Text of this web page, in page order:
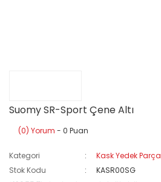
Suomy SR-Sport Çene Altı
(0) Yorum - 0 Puan
Kategori Kask Yedek Parça
Stok Kodu
KASR00SG